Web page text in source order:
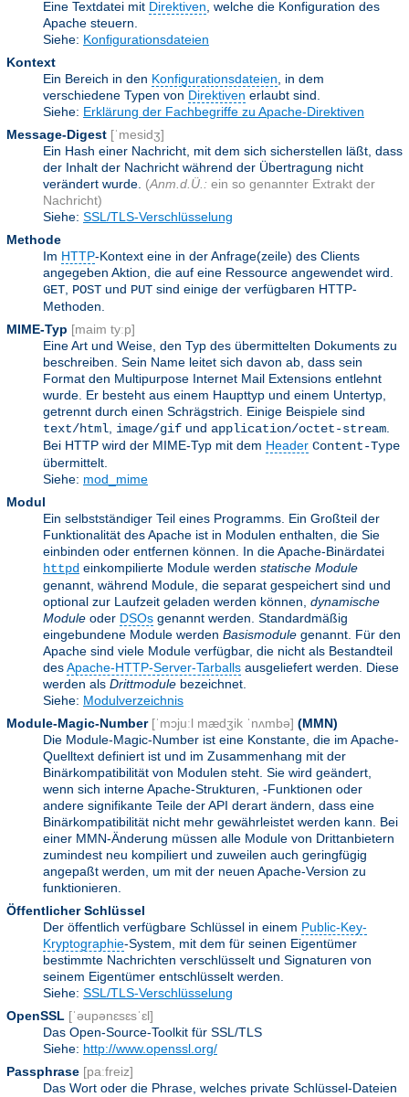
Eine Textdatei mit Direktiven , welche die Konfiguration des
Apache steuern.
Siehe: Konfigurationsdateien
Kontext
Ein Bereich in den Konfigurationsdateien , in dem
verschiedene Typen von Direktiven erlaubt sind.
Siehe: Erklärung der Fachbegriffe zu Apache-Direktiven
Message-Digest [ˈmesidʒ]
Ein Hash einer Nachricht, mit dem sich sicherstellen läßt, dass
der Inhalt der Nachricht während der Übertragung nicht
verändert wurde. (Anm.d.Ü.: ein so genannter Extrakt der
Nachricht)
Siehe: SSL/TLS-Verschlüsselung
Methode
Im HTTP-Kontext eine in der Anfrage(zeile) des Clients
angegeben Aktion, die auf eine Ressource angewendet wird.
GET POST und PUT sind einige der verfügbaren HTTP-
Methoden.
MIME-Typ [maim tyːp]
Eine Art und Weise, den Typ des übermittelten Dokuments zu
beschreiben. Sein Name leitet sich davon ab, dass sein
Format den Multipurpose Internet Mail Extensions entlehnt
wurde. Er besteht aus einem Haupttyp und einem Untertyp,
getrennt durch einen Schrägstrich. Einige Beispiele sind
text/html image/gif und application/octet-stream
Bei HTTP wird der MIME-Typ mit dem Header Content-Type
übermittelt.
Siehe: mod_mime
Modul
Ein selbstständiger Teil eines Programms. Ein Großteil der
Funktionalität des Apache ist in Modulen enthalten, die Sie
einbinden oder entfernen können. In die Apache-Binärdatei
httpd einkompilierte Module werden statische Module
genannt, während Module, die separat gespeichert sind und
optional zur Laufzeit geladen werden können, dynamische
Module oder DSOs genannt werden. Standardmäßig
eingebundene Module werden Basismodule genannt. Für den
Apache sind viele Module verfügbar, die nicht als Bestandteil
desApache-HTTP-Server-Tarballs ausgeliefert werden. Diese
werden als Drittmodule bezeichnet.
Siehe: Modulverzeichnis
Module-Magic-Number [ˈmɔjuːl mædʒik ˈnʌmbə] (MMN)
Die Module-Magic-Number ist eine Konstante, die im Apache-
Quelltext definiert ist und im Zusammenhang mit der
Binärkompatibilität von Modulen steht. Sie wird geändert,
wenn sich interne Apache-Strukturen, -Funktionen oder
andere signifikante Teile der API derart ändern, dass eine
Binärkompatibilität nicht mehr gewährleistet werden kann. Bei
einer MMN-Änderung müssen alle Module von Drittanbietern
zumindest neu kompiliert und zuweilen auch geringfügig
angepaßt werden, um mit der neuen Apache-Version zu
funktionieren.
Öffentlicher Schlüssel
Der öffentlich verfügbare Schlüssel in einem Public-Key-
Kryptographie-System, mit dem für seinen Eigentümer
bestimmte Nachrichten verschlüsselt und Signaturen von
seinem Eigentümer entschlüsselt werden.
Siehe: SSL/TLS-Verschlüsselung
OpenSSL [ˈəupənɛsɛsˈɛl]
Das Open-Source-Toolkit für SSL/TLS
Siehe: http://www.openssl.org/
Passphrase [paːfreiz]
Das Wort oder die Phrase, welches private Schlüssel-Dateien